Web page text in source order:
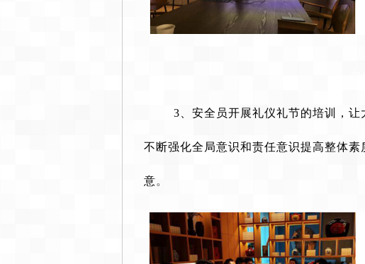
3、安全员开展礼仪礼节的培训，让
不断强化全局意识和责任意识提高整体
意。